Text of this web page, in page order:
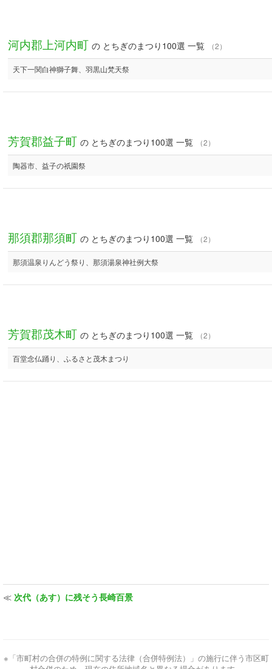
河内郡上河内町 の とちぎのまつり100選 一覧 （2）
天下一関白神獅子舞、羽黒山梵天祭
芳賀郡益子町 の とちぎのまつり100選 一覧 （2）
陶器市、益子の祇園祭
那須郡那須町 の とちぎのまつり100選 一覧 （2）
那須温泉りんどう祭り、那須湯泉神社例大祭
芳賀郡茂木町 の とちぎのまつり100選 一覧 （2）
百堂念仏踊り、ふるさと茂木まつり
≪ 次代（あす）に残そう長崎百景
※「市町村の合併の特例に関する法律（合併特例法）」の施行に伴う市区町